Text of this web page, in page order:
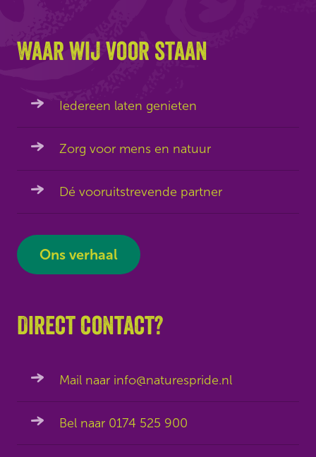
Waar wij voor staan
Iedereen laten genieten
Zorg voor mens en natuur
Dé vooruitstrevende partner
Ons verhaal
Direct contact?
Mail naar info@naturespride.nl
Bel naar 0174 525 900